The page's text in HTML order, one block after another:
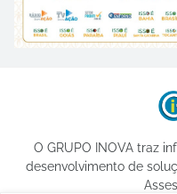
O GRUPO INOVA traz
desenvolvimento de